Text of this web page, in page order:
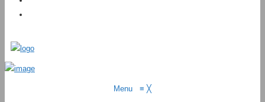
Menu ≡ ╳